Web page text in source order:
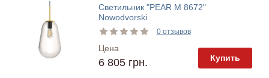
Светильник "PEAR M 8672"
Nowodvorski
0 отзывов
Цена
6 805 грн. Купить